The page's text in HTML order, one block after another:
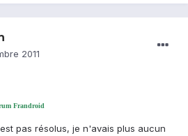
2011
Frandroid
pas résolus, je n'avais plus aucun